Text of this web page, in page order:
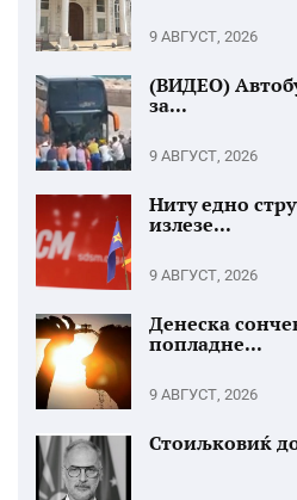
9 АВГУСТ, 2026
(ВИДЕО)
за...
9 АВГУСТ, 2026
Ниту едно
излезе...
9 АВГУСТ, 2026
Денеска
попладне...
9 АВГУСТ, 2026
Стоиљковиќ